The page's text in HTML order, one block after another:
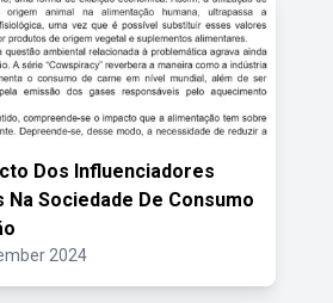
Dos Influenciadores
Na Sociedade De Consumo
2024